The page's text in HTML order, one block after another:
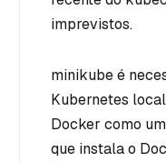
imprevistos.
minikube é
Kubernetes
Docker como
que instala o